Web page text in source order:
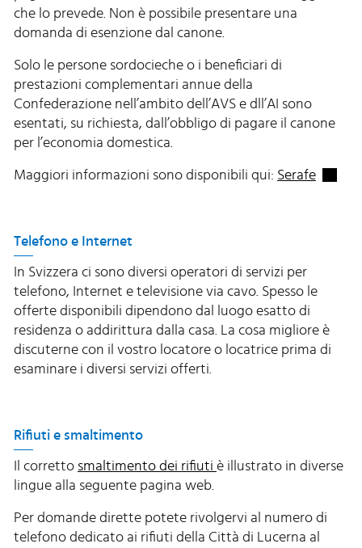
che lo prevede. Non è possibile presentare una
domanda di esenzione dal canone.
Solo le persone sordocieche o i beneficiari di
prestazioni complementari annue della
Confederazione nell’ambito dell’AVS e dll’AI sono
esentati, su richiesta, dall’obbligo di pagare il canone
per l’economia domestica.
Maggiori informazioni sono disponibili qui: Serafe
Telefono e Internet
In Svizzera ci sono diversi operatori di servizi per
telefono, Internet e televisione via cavo. Spesso le
offerte disponibili dipendono dal luogo esatto di
residenza o addirittura dalla casa. La cosa migliore è
discuterne con il vostro locatore o locatrice prima di
esaminare i diversi servizi offerti.
Rifiuti e smaltimento
Il corretto smaltimento dei rifiuti è illustrato in diverse
lingue alla seguente pagina web.
Per domande dirette potete rivolgervi al numero di
telefono dedicato ai rifiuti della Città di Lucerna al